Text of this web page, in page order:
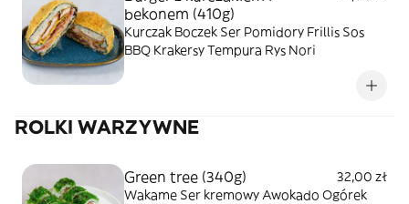
bekonem (410g)
Kurczak Boczek Ser Pomidory Frillis Sos
BBQ Krakersy Tempura Rys Nori
ROLKI WARZYWNE
Green tree (340g)
32,00 zł
Wakame Ser kremowy Awokado Ogórek